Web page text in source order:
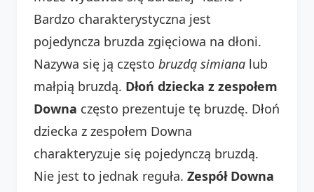
Bardzo charakterystyczna jest
pojedyncza bruzda zgięciowa na dłoni.
Nazywa się ją często bruzdą simiana lub
małpią bruzdą. Dłoń dziecka z zespołem
Downa często prezentuje tę bruzdę. Dłoń
dziecka z zespołem Downa
charakteryzuje się pojedynczą bruzdą.
Nie jest to jednak reguła. Zespół Downa